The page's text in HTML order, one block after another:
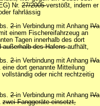
Nr. 27/2005verstößt, indem er
fahrlässig
2in Verbindung mit Anhang IVa
einem Fischereifahrzeug an
Tagen innerhalb des dort
außerhalb des Hafensaufhält,
2in Verbindung mit Anhang IVa
eine dort genannte Mitteilung
oder nicht rechtzeitig
2in Verbindung mit Anhang IVa
zwei Fanggeräte einsetzt,